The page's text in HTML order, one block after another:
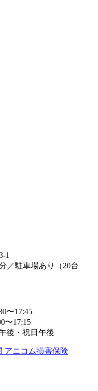
1
／駐車場あり（20台
〜17:45
〜17:15
後・祝日午後